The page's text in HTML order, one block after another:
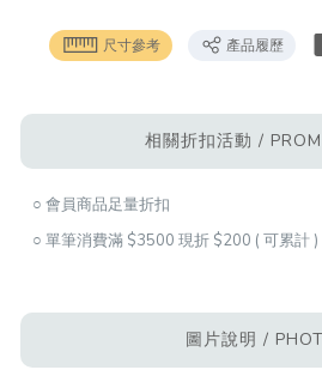
尺寸參考 產品履歷
相關折扣活動 /
○ 會員商品足量折扣
○ 單筆消費滿 $3500 現折 $200 ( 可累計 )
圖片說明 /